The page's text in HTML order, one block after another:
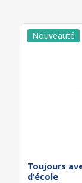
Toujours
d'école